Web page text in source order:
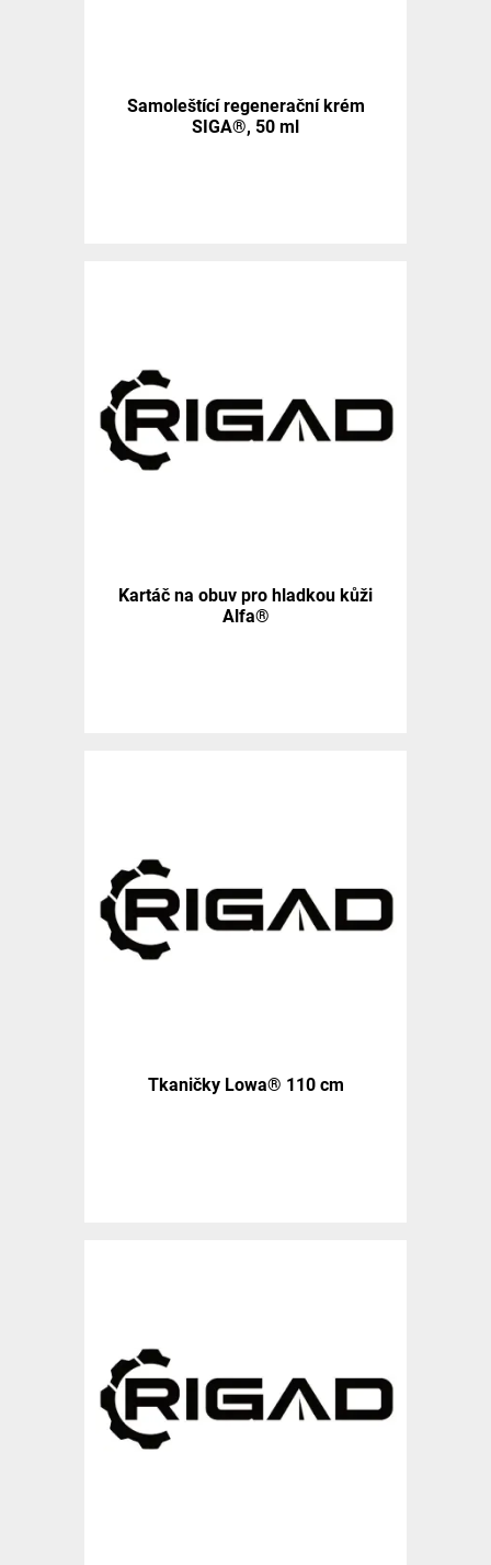
Samoleštící regenerační krém
SIGA®, 50 ml
Kartáč na obuv pro hladkou kůži
Alfa®
Tkaničky Lowa® 110 cm